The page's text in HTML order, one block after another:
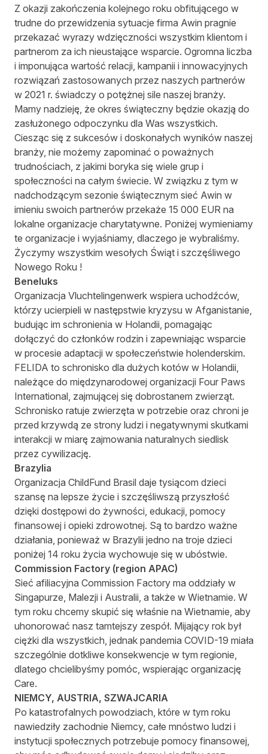
Z okazji zakończenia kolejnego roku obfitującego w
trudne do przewidzenia sytuacje firma Awin pragnie
przekazać wyrazy wdzięczności wszystkim klientom i
partnerom za ich nieustające wsparcie. Ogromna liczba
i imponująca wartość relacji, kampanii i innowacyjnych
rozwiązań zastosowanych przez naszych partnerów
w 2021 r. świadczy o potężnej sile naszej branży.
Mamy nadzieję, że okres świąteczny będzie okazją do
zasłużonego odpoczynku dla Was wszystkich.
Ciesząc się z sukcesów i doskonałych wyników naszej
branży, nie możemy zapominać o poważnych
trudnościach, z jakimi boryka się wiele grup i
społeczności na całym świecie. W związku z tym w
nadchodzącym sezonie świątecznym sieć Awin w
imieniu swoich partnerów przekaże 15 000 EUR na
lokalne organizacje charytatywne. Poniżej wymieniamy
te organizacje i wyjaśniamy, dlaczego je wybraliśmy.
Życzymy wszystkim wesołych Świąt i szczęśliwego
Nowego Roku !
Beneluks
Organizacja Vluchtelingenwerk wspiera uchodźców,
którzy ucierpieli w następstwie kryzysu w Afganistanie,
budując im schronienia w Holandii, pomagając
dołączyć do członków rodzin i zapewniając wsparcie
w procesie adaptacji w społeczeństwie holenderskim.
FELIDA to schronisko dla dużych kotów w Holandii,
należące do międzynarodowej organizacji Four Paws
International, zajmującej się dobrostanem zwierząt.
Schronisko ratuje zwierzęta w potrzebie oraz chroni je
przed krzywdą ze strony ludzi i negatywnymi skutkami
interakcji w miarę zajmowania naturalnych siedlisk
przez cywilizację.
Brazylia
Organizacja ChildFund Brasil daje tysiącom dzieci
szansę na lepsze życie i szczęśliwszą przyszłość
dzięki dostępowi do żywności, edukacji, pomocy
finansowej i opieki zdrowotnej. Są to bardzo ważne
działania, ponieważ w Brazylii jedno na troje dzieci
poniżej 14 roku życia wychowuje się w ubóstwie.
Commission Factory (region APAC)
Sieć afiliacyjna Commission Factory ma oddziały w
Singapurze, Malezji i Australii, a także w Wietnamie. W
tym roku chcemy skupić się właśnie na Wietnamie, aby
uhonorować nasz tamtejszy zespół. Mijający rok był
ciężki dla wszystkich, jednak pandemia COVID-19 miała
szczególnie dotkliwe konsekwencje w tym regionie,
dlatego chcielibyśmy pomóc, wspierając organizację
Care.
NIEMCY, AUSTRIA, SZWAJCARIA
Po katastrofalnych powodziach, które w tym roku
nawiedziły zachodnie Niemcy, całe mnóstwo ludzi i
instytucji społecznych potrzebuje pomocy finansowej,